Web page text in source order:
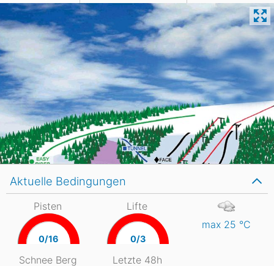
Aktuelle Bedingungen
Pisten
0/16
Lifte
0/3
max 25 °C
Schnee Berg Letzte 48h